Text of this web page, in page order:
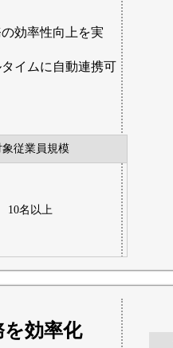
効率性向上を実
イムに自動連携可
象従業員規模
10名以上
を効率化